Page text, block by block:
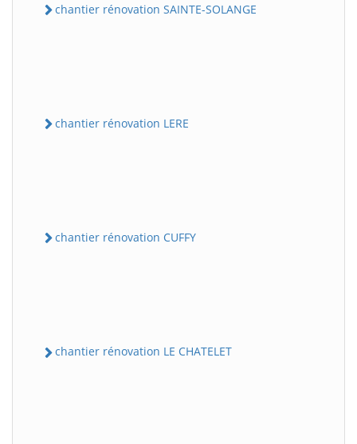
chantier rénovation SAINTE-SOLANGE
chantier rénovation LERE
chantier rénovation CUFFY
chantier rénovation LE CHATELET